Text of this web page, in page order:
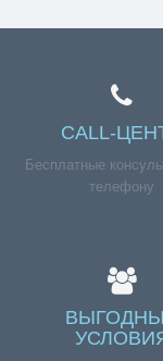
CALL-
Бесплатные
телефону